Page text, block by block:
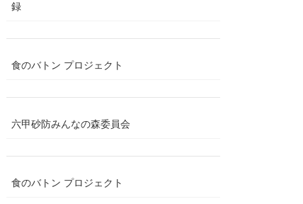
録
食のバトン プロジェクト
六甲砂防みんなの森委員会
食のバトン プロジェクト